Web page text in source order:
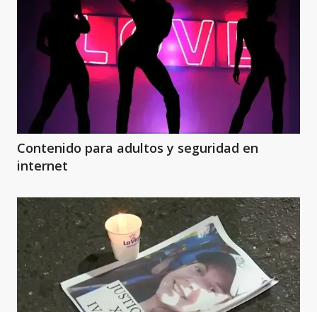
Contenido para adultos y seguridad en
internet